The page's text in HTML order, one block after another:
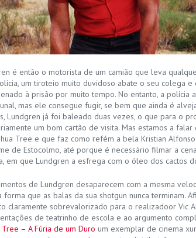
é então o motorista de um camião que leva
um tiroteio muito duvidoso abate o seu colega
à prisão por muito tempo. No entanto, a polícia
mas ele consegue fugir, se bem que ainda é
Lundgren já foi baleado duas vezes, o que para o
um bom cartão de visita. Mas estamos a
Tree e que faz como refém a bela Kristian
de Estocolmo, até porque é necessário filmar a
em que Lundgren a esfrega com o óleo dos cactos
de Lundgren desaparecem com a mesma
forma que as balas da sua shotgun nunca terminam.
claramente sobrevalorizado para o realizadoor Vic
de teatrinho de escola e ao argumento
Tree – A Fúria de um Duro um exemplar de cinema